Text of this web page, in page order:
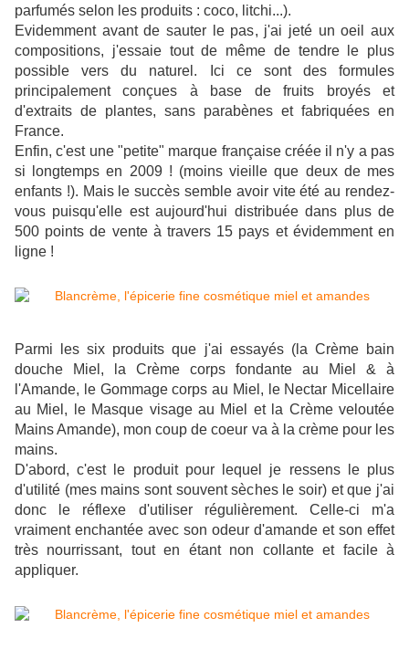
parfumés selon les produits : coco, litchi...).
Evidemment avant de sauter le pas, j'ai jeté un oeil aux
compositions, j'essaie tout de même de tendre le plus
possible vers du naturel. Ici ce sont des formules
principalement conçues à base de fruits broyés et
d'extraits de plantes, sans parabènes et fabriquées en
France.
Enfin, c'est une "petite" marque française créée il n'y a pas
si longtemps en 2009 ! (moins vieille que deux de mes
enfants !). Mais le succès semble avoir vite été au rendez-
vous puisqu'elle est aujourd'hui distribuée dans plus de
500 points de vente à travers 15 pays et évidemment en
ligne !
Parmi les six produits que j'ai essayés (la Crème bain
douche Miel, la Crème corps fondante au Miel & à
l'Amande, le Gommage corps au Miel, le Nectar Micellaire
au Miel, le Masque visage au Miel et la Crème veloutée
Mains Amande), mon coup de coeur va à la crème pour les
mains.
D'abord, c'est le produit pour lequel je ressens le plus
d'utilité (mes mains sont souvent sèches le soir) et que j'ai
donc le réflexe d'utiliser régulièrement. Celle-ci m'a
vraiment enchantée avec son odeur d'amande et son effet
très nourrissant, tout en étant non collante et facile à
appliquer.